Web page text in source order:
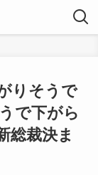
りそうで
で下がら
総裁決ま